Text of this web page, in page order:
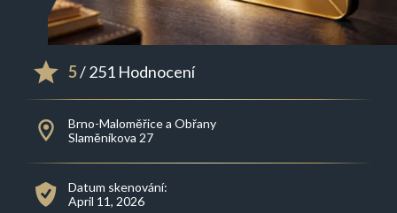
5/ 251 Hodnocení
Brno-Maloměřice a Obřany
Slaměníkova 27
Datum skenování:
April 11, 2026